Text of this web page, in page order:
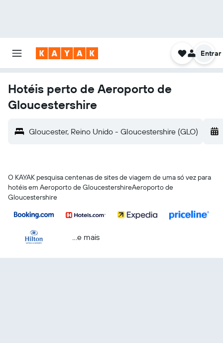
Entrar
Hotéis perto de Aeroporto de
Gloucestershire
Gloucester, Reino Unido - Gloucestershire (GLO)
O KAYAK pesquisa centenas de sites de viagem de uma só vez para
hotéis em Aeroporto de GloucestershireAeroporto de
Gloucestershire
...e mais